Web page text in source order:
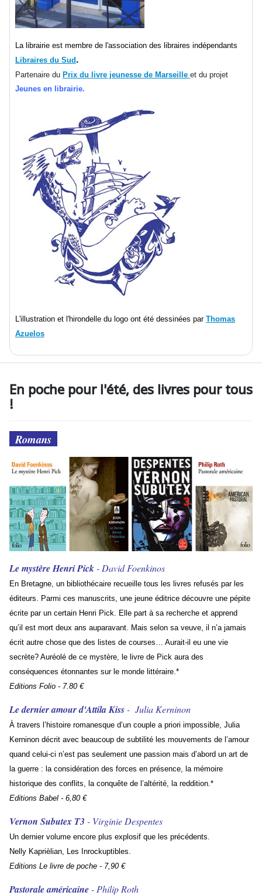
La librairie est membre de l'association des libraires indépendants
Libraires du Sud .
Partenaire du Prix du livre jeunesse de Marseille et du projet
Jeunes en librairie.
L'illustration et l'hirondelle du logo ont été dessinées par Thomas
Azuelos
En poche pour l'été, des livres pour tous
!
Romans
Le mystère Henri Pick - David Foenkinos
En Bretagne, un bibliothécaire recueille tous les livres refusés par les
éditeurs. Parmi ces manuscrits, une jeune éditrice découvre une pépite
écrite par un certain Henri Pick. Elle part à sa recherche et apprend
qu’il est mort deux ans auparavant. Mais selon sa veuve, il n’a jamais
écrit autre chose que des listes de courses… Aurait-il eu une vie
secrète? Auréolé de ce mystère, le livre de Pick aura des
conséquences étonnantes sur le monde littéraire.*
Editions Folio - 7.80 €
Le dernier amour d'Attila Kiss - Julia Kerninon
À travers l’histoire romanesque d’un couple a priori impossible, Julia
Kerninon décrit avec beaucoup de subtilité les mouvements de l’amour
quand celui-ci n’est pas seulement une passion mais d’abord un art de
la guerre : la considération des forces en présence, la mémoire
historique des conflits, la conquête de l’alté­rité, la reddition.*
Editions Babel - 6,80 €
Vernon Subutex T3 - Virginie Despentes
Un dernier volume encore plus explosif que les précédents.
Nelly Kaprièlian, Les Inrockuptibles.
Editions Le livre de poche - 7,90 €
Pastorale américaine - Philip Roth